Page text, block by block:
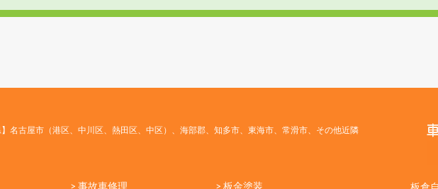
名古屋市（港区、中川区、熱田区、中区）、海部郡、知多市、東海市、常滑市、その他近隣
> 事故車修理 > 板金塗装 板倉